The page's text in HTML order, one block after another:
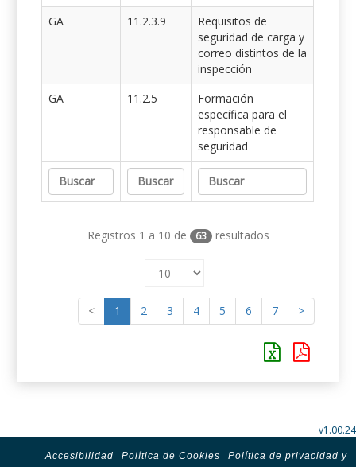
GA
11.2.3.9
Requisitos de
seguridad de carga y
correo distintos de la
inspección
GA
11.2.5
Formación
específica para el
responsable de
seguridad
Registros 1 a 10 de 63 resultados
< 1 2 3 4 5 6 7 >
v1.00.24
Accesibilidad Política de Cookies
Política de privacidad y